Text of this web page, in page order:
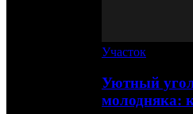
Участок
Уютный
молодняка: